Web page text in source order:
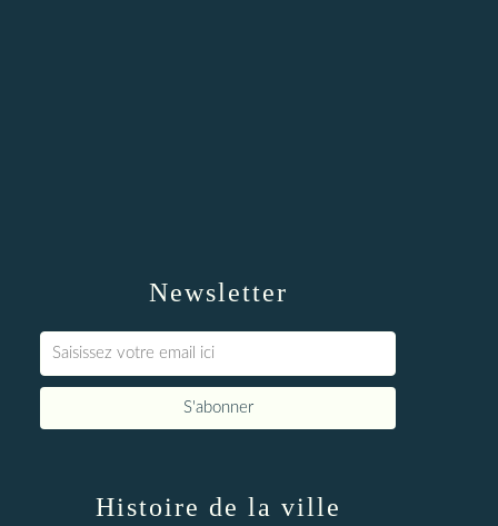
Newsletter
Histoire de la ville